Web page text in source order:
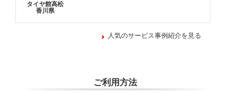
タイヤ館高松
香川県
人気のサービス事例紹介を見る
ご利用方法